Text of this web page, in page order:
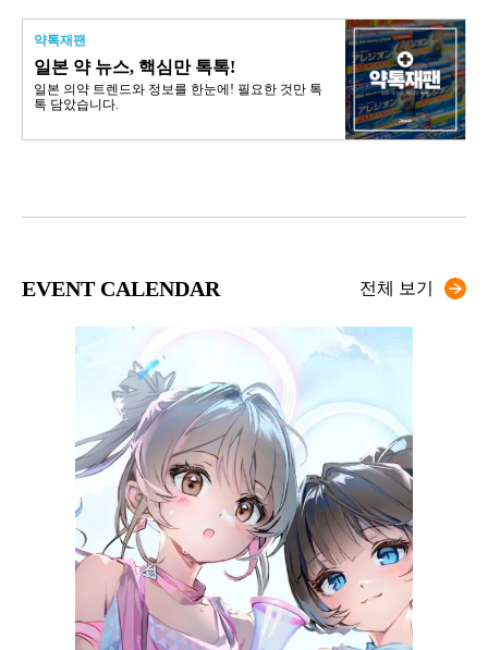
약톡재팬
일본 약 뉴스, 핵심만 톡톡!
일본 의약 트렌드와 정보를 한눈에! 필요한 것만 톡
톡 담았습니다.
EVENT CALENDAR 전체 보기